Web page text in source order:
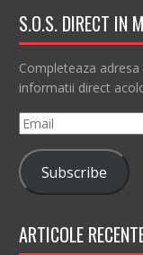
S.O.S. DIRECT IN
Completeaza
informatii direct
Email
Subscribe
ARTICOLE